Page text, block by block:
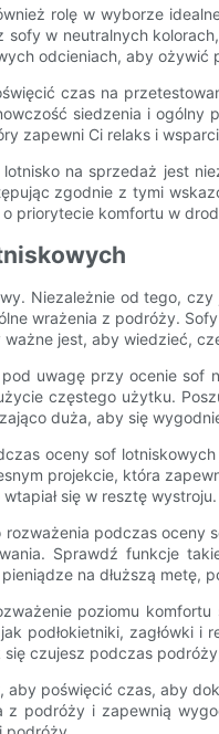
rolę w wyborze
sofy w neutralnych
odcieniach, aby ożywić
czas na
siedzenia i
zapewni Ci relaks i
na sprzedaż jest
zgodnie z tymi
priorytecie komfortu w
Niezależnie od tego,
wrażenia z podróży.
jest, aby wiedzieć,
uwagę przy ocenie sof
częstego użytku.
duża, aby się
oceny sof
projekcie, która
się w resztę wystroju.
podczas
Sprawdź funkcje
na dłuższą metę,
poziomu
podłokietniki, zagłówki
się czujesz podczas
poświęcić czas, aby
podróży i zapewnią